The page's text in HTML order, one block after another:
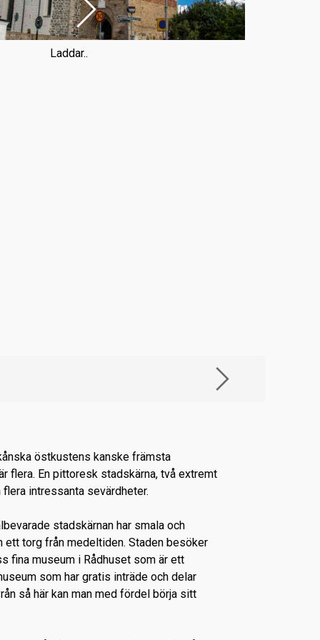
Laddar..
östkustens kanske främsta
flera. En pittoresk stadskärna, två extremt
flera intressanta sevärdheter.
stadskärnan har smala och
ett torg från medeltiden. Staden besöker
fina museum i Rådhuset som är ett
som har gratis inträde och delar
så här kan man med fördel börja sitt